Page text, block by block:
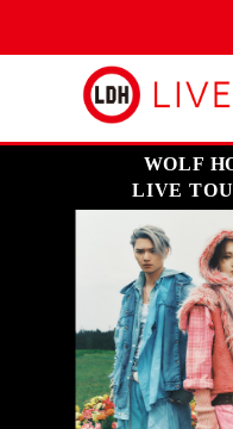
WOLF
LIVE